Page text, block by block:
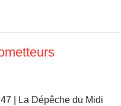
| La Dépêche du Midi